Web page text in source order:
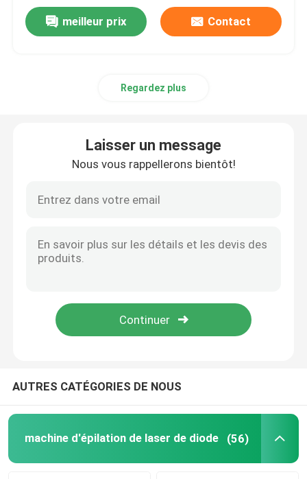
Maison
Produits
meilleur prix Contact
Regardez plus
Laisser un message
Nous vous rappellerons bientôt!
AUTRES CATÉGORIES DE NOUS
machine d'épilation de laser de diode (56)